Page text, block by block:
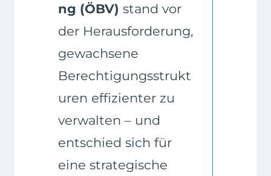
ng (ÖBV) stand vor
der Herausforderung,
gewachsene
Berechtigungsstrukt
uren effizienter zu
verwalten – und
entschied sich für
eine strategische